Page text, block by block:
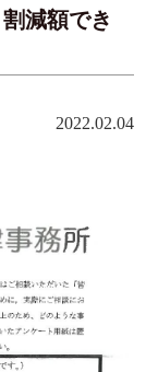
減額でき
2022.02.04